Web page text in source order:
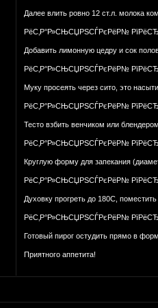
Далее влить ровно 12 ст.л. молока
РёС‚Р°Р»СЊСЏРЅСЃРєРёР№
Добавить лимонную цедру и сок
РёС‚Р°Р»СЊСЏРЅСЃРєРёР№
Муку просеять через сито, это
РёС‚Р°Р»СЊСЏРЅСЃРєРёР№
Тесто взбить венчиком или
РёС‚Р°Р»СЊСЏРЅСЃРєРёР№
Круглую форму для запекания
РёС‚Р°Р»СЊСЏРЅСЃРєРёР№
Духовку прогреть до 180С,
РёС‚Р°Р»СЊСЏРЅСЃРєРёР№
Готовый пирог остудить прямо в
Приятного аппетита!